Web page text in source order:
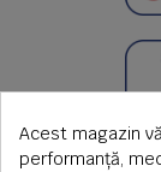
Acest magazin
performanță,